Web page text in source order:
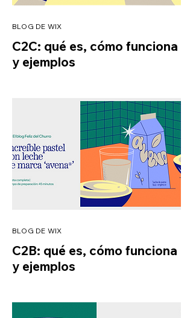
BLOG DE WIX
C2C: qué es, cómo funciona
y ejemplos
BLOG DE WIX
C2B: qué es, cómo funciona
y ejemplos